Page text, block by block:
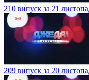
210 випуск за 21
209 випуск за 20